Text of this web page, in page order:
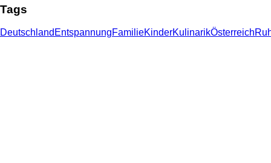
Tags
Deutschland EntspannungFamilieKinderKulinarikÖsterreich